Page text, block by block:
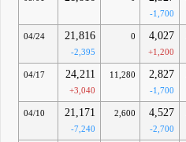
-1,700
04/24 21,816
-2,395
0 4,027
+1,200
04/17 24,211
+3,040
11,280 2,827
-1,700
04/10 21,171
-7,240
2,600 4,527
-2,700